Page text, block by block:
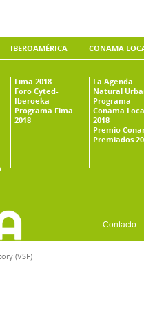
IBEROAMÉRICA
Eima 2018
Foro Cyted-
Iberoeka
Programa Eima
2018
CONAMA
La Agenda
Natural
Programa
Conama
2018
Premio
Premiados
Contacto
(VSF)